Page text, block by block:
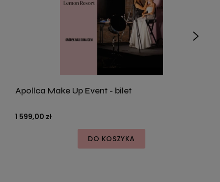
Apollca Make Up Event - bilet
1 599,00 zł
DO KOSZYKA